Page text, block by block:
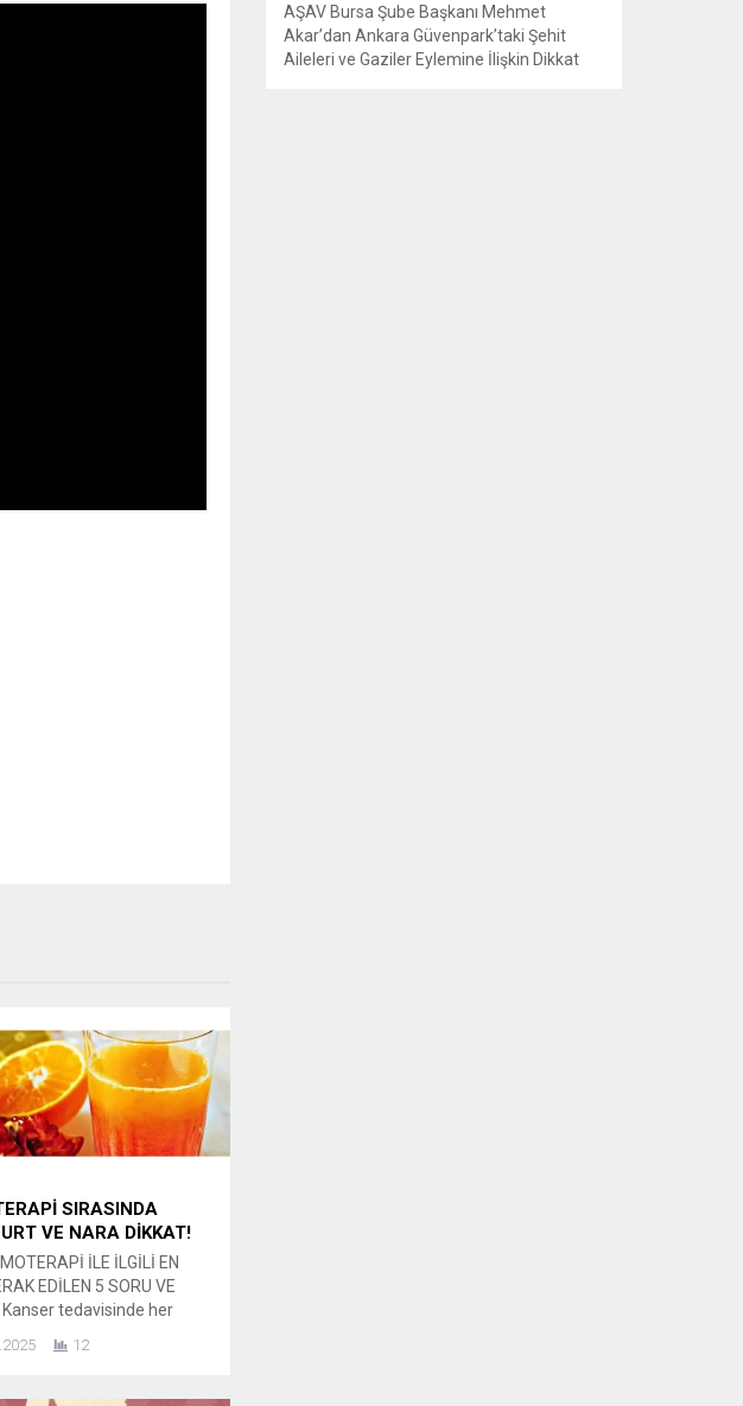
SIRASINDA
VE NARA DİKKAT!
İLE İLGİLİ EN
EDİLEN 5 SORU VE
Kanser tedavisinde her
yeni umut ışığı
12
AŞAV Bursa Şube Başkanı Mehmet
Akar’dan Ankara Güvenpark’taki Şehit
Aileleri ve Gaziler Eylemine İlişkin Dikkat